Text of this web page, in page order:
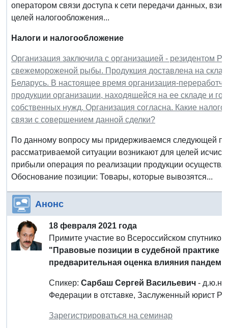
оператором связи доступа к сети передачи данных,
целей налогообложения...
Налоги и налогообложение
Организация заключила с организацией - резидентом
свежемороженой рыбы. Продукция доставлена на склад
Беларусь. В настоящее время организация-
продукции организации, находящейся на ее складе и
собственных нужд. Организация согласна. Какие
связи с совершением данной сделки?
По данному вопросу мы придерживаемся следующей
рассматриваемой ситуации возникают для целей
прибыли операция по реализации продукции
Обоснование позиции: Товары, которые вывозятся...
Анонс
18 февраля 2021 года
Примите участие во Всероссийском
"Правовые позиции в судебной практике
предварительная оценка влияния
Спикер: Сарбаш Сергей Васильевич - д.ю.н.,
Федерации в отставке, Заслуженный юрист
Зарегистрироваться на семинар